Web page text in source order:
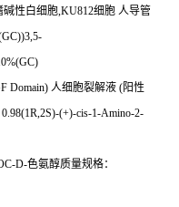
碱性白细胞,KU812细胞 人导管
Domain) 人细胞裂解液 (阳性
0.98(1R,2S)-(+)-cis-1-Amino-2-
D-色氨醇质量规格：